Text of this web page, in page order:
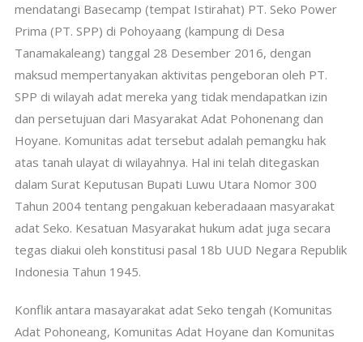
mendatangi Basecamp (tempat Istirahat) PT. Seko Power
Prima (PT. SPP) di Pohoyaang (kampung di Desa
Tanamakaleang) tanggal 28 Desember 2016, dengan
maksud mempertanyakan aktivitas pengeboran oleh PT.
SPP di wilayah adat mereka yang tidak mendapatkan izin
dan persetujuan dari Masyarakat Adat Pohonenang dan
Hoyane. Komunitas adat tersebut adalah pemangku hak
atas tanah ulayat di wilayahnya. Hal ini telah ditegaskan
dalam Surat Keputusan Bupati Luwu Utara Nomor 300
Tahun 2004 tentang pengakuan keberadaaan masyarakat
adat Seko. Kesatuan Masyarakat hukum adat juga secara
tegas diakui oleh konstitusi pasal 18b UUD Negara Republik
Indonesia Tahun 1945.
Konflik antara masayarakat adat Seko tengah (Komunitas
Adat Pohoneang, Komunitas Adat Hoyane dan Komunitas